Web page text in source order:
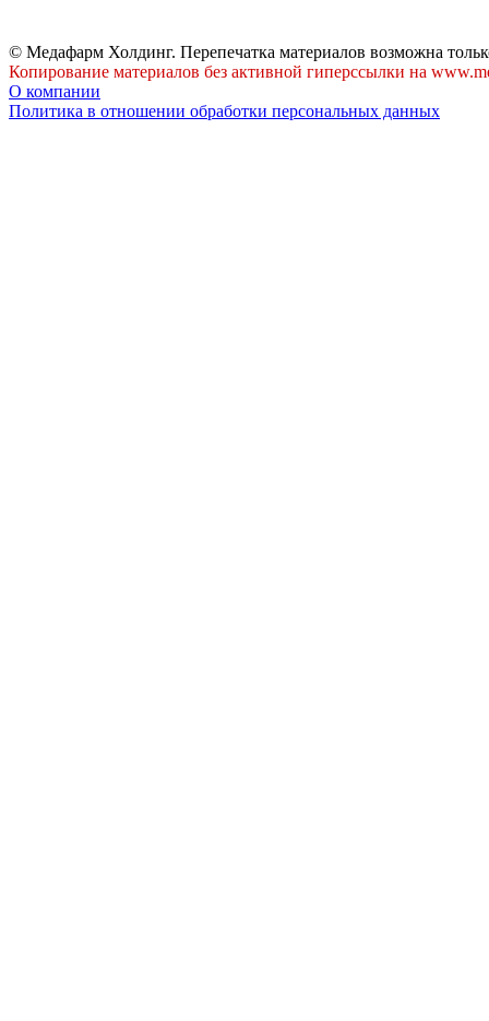
© Медафарм Холдинг. Перепечатка материалов возможна
Копирование материалов без активной гиперссылки на
О компании
Политика в отношении обработки персональных данных